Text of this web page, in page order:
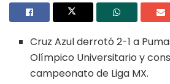
Cruz Azul derrotó 2-1 a
Olímpico Universitario y
campeonato de Liga MX.